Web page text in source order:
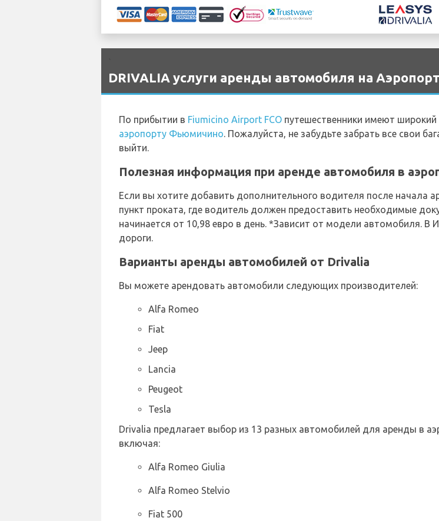
DRIVALIA услуги аренды автомобиля на
По прибытии в Fiumicino Airport FCO путешественники имеют
аэропорту Фьюмичино. Пожалуйста, не забудьте забрать все свои
выйти.
Полезная информация при аренде автомобиля в
Если вы хотите добавить дополнительного водителя после начала
пункт проката, где водитель должен предоставить необходимые
начинается от 10,98 евро в день. *Зависит от модели автомобиля.
дороги.
Варианты аренды автомобилей от Drivalia
Вы можете арендовать автомобили следующих производителей:
Alfa Romeo
Fiat
Jeep
Lancia
Peugeot
Tesla
Drivalia предлагает выбор из 13 разных автомобилей для аренды в
включая:
Alfa Romeo Giulia
Alfa Romeo Stelvio
Fiat 500